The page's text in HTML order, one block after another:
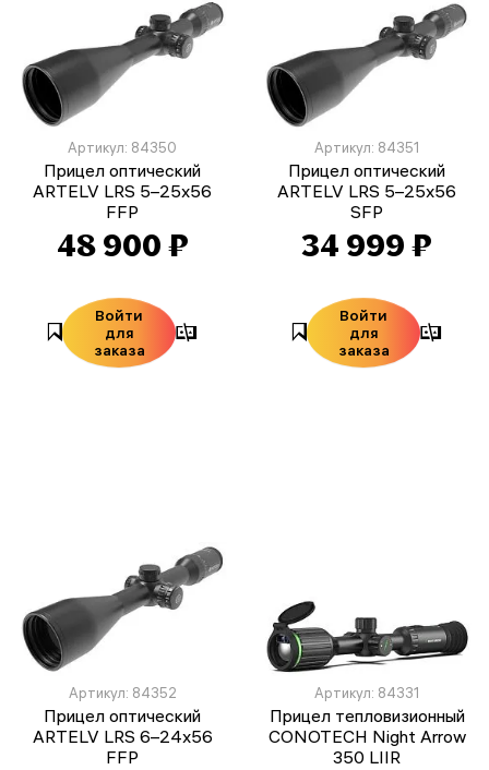
Артикул: 84350
Прицел оптический
ARTELV LRS 5–25x56
FFP
48 900 ₽
Войти
для
заказа
Артикул: 84351
Прицел оптический
ARTELV LRS 5–25x56
SFP
34 999 ₽
Войти
для
заказа
Артикул: 84352
Прицел оптический
ARTELV LRS 6–24x56
FFP
Артикул: 84331
Прицел тепловизионный
CONOTECH Night Arrow
350 LIIR